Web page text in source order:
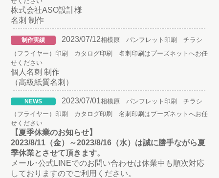
株式会社ASO設計様
名刺 制作
制作実績 2023/07/12相模原 パンフレット印刷 チラシ
（フライヤー）印刷 カタログ印刷 名刺印刷はプーズネットへお任
せください
個人名刺 制作
（高級紙質名刺）
NEWS 2023/07/01相模原 パンフレット印刷 チラシ
（フライヤー）印刷 カタログ印刷 名刺印刷はプーズネットへお任
せください
【夏季休業のお知らせ】
2023/8/11（金）～2023/8/16（水）は誠に勝手ながら夏
季休業とさせて頂きます。
メール･公式LINEでのお問い合わせは休業中も順次対応
しておりますのでご利用ください。